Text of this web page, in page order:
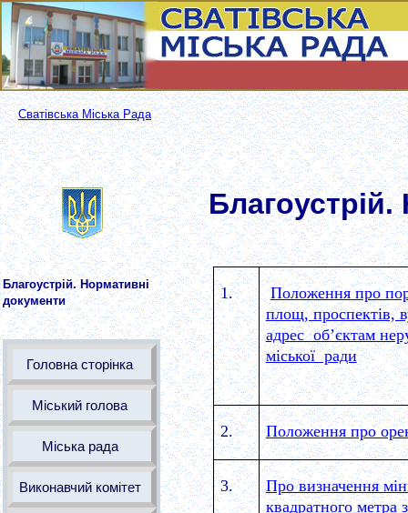
Сватівська Міська Рада
Благоустрій. Нормативні
документи
Головна сторінка
Міський голова
Міська рада
Виконавчий комітет
1.
Положення про
площ, проспектів,
адрес об’єктам
міської ради
2. Положення про
3.
Про визначення
квадратного метра